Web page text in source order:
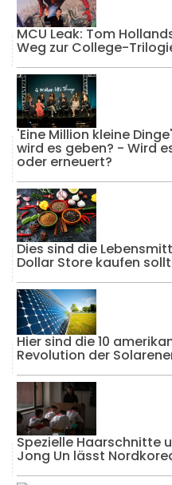
MCU Leak: Tom
Weg zur College-
'Eine Million kleine
wird es geben? - Wird
oder erneuert?
Dies sind die
Dollar Store kaufen
Hier sind die 10
Revolution der
Spezielle Haarschnitte
Jong Un lässt